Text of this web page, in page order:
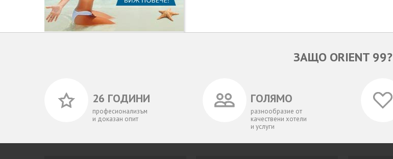
ЗАЩО ORIENT 99?
26 ГОДИНИ
професионализъм
и доказан опит
ГОЛЯМО
разнообразие от
качествени хотели
и услуги